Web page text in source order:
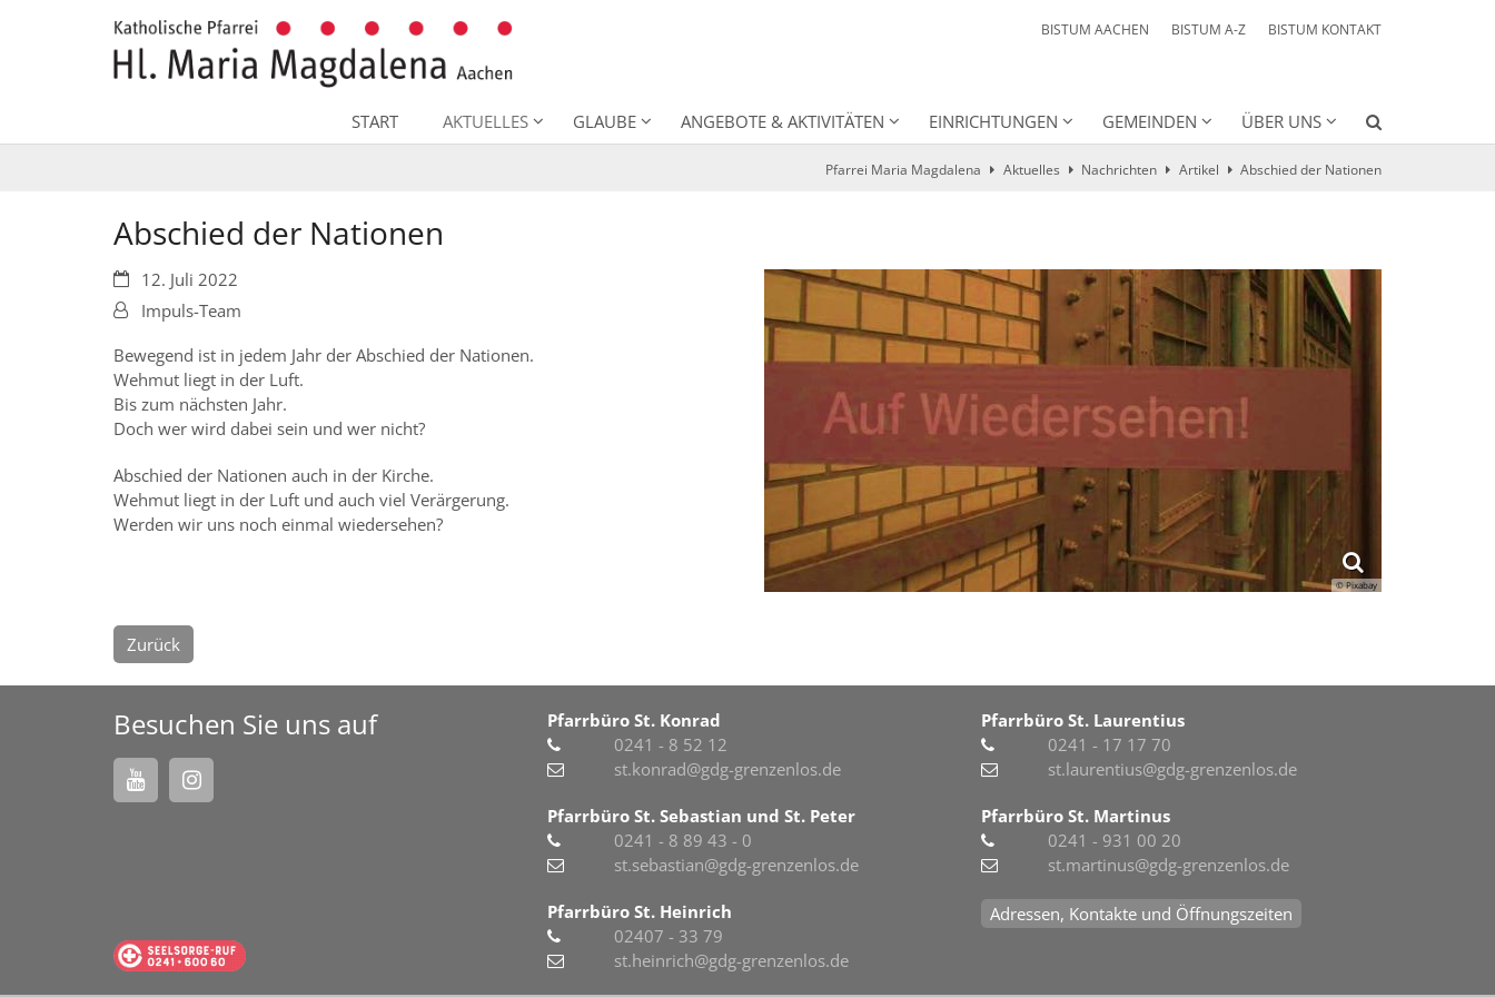
BISTUM AACHEN BISTUM A-Z BISTUM KONTAKT
START AKTUELLES GLAUBE ANGEBOTE & AKTIVITÄTEN EINRICHTUNGEN GEMEINDEN ÜBER UNS
Pfarrei Maria Magdalena Aktuelles Nachrichten Artikel Abschied der Nationen
Abschied der Nationen
© Pixabay
Datum:12. Juli 2022
Von:Impuls-Team
Bewegend ist in jedem Jahr der Abschied der Nationen.
Wehmut liegt in der Luft.
Bis zum nächsten Jahr.
Doch wer wird dabei sein und wer nicht?
Abschied der Nationen auch in der Kirche.
Wehmut liegt in der Luft und auch viel Verärgerung.
Werden wir uns noch einmal wiedersehen?
Zurück
Besuchen Sie uns auf
Pfarrbüro St. Konrad
0241 - 8 52 12
st.konrad@gdg-grenzenlos.de
Pfarrbüro St. Sebastian und St. Peter
0241 - 8 89 43 - 0
st.sebastian@gdg-grenzenlos.de
Pfarrbüro St. Heinrich
02407 - 33 79
st.heinrich@gdg-grenzenlos.de
Pfarrbüro St. Laurentius
0241 - 17 17 70
st.laurentius@gdg-grenzenlos.de
Pfarrbüro St. Martinus
0241 - 931 00 20
st.martinus@gdg-grenzenlos.de
Adressen, Kontakte und Öffnungszeiten